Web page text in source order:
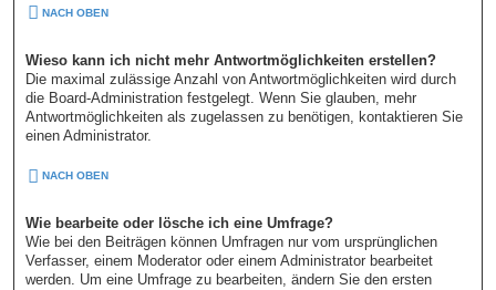
NACH OBEN
Wieso kann ich nicht mehr Antwortmöglichkeiten erstellen?
Die maximal zulässige Anzahl von Antwortmöglichkeiten wird durch
die Board-Administration festgelegt. Wenn Sie glauben, mehr
Antwortmöglichkeiten als zugelassen zu benötigen, kontaktieren Sie
einen Administrator.
NACH OBEN
Wie bearbeite oder lösche ich eine Umfrage?
Wie bei den Beiträgen können Umfragen nur vom ursprünglichen
Verfasser, einem Moderator oder einem Administrator bearbeitet
werden. Um eine Umfrage zu bearbeiten, ändern Sie den ersten